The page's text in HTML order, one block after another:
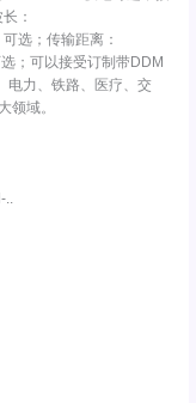
：
选；传输距离：
；可以接受订制带DDM
电力、铁路、医疗、交
领域。
..